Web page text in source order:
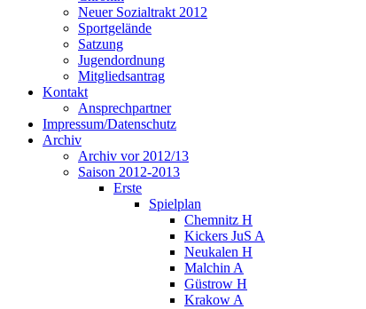
Neuer Sozialtrakt 2012
Sportgelände
Satzung
Jugendordnung
Mitgliedsantrag
Kontakt
Ansprechpartner
Impressum/Datenschutz
Archiv
Archiv vor 2012/13
Saison 2012-2013
Erste
Spielplan
Chemnitz H
Kickers JuS A
Neukalen H
Malchin A
Güstrow H
Krakow A